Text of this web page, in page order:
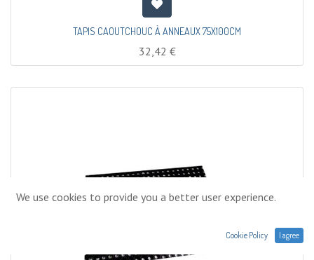
TAPIS CAOUTCHOUC À ANNEAUX 75X100CM
32,42 €
We use cookies to provide you a better user experience.
Cookie Policy I agree